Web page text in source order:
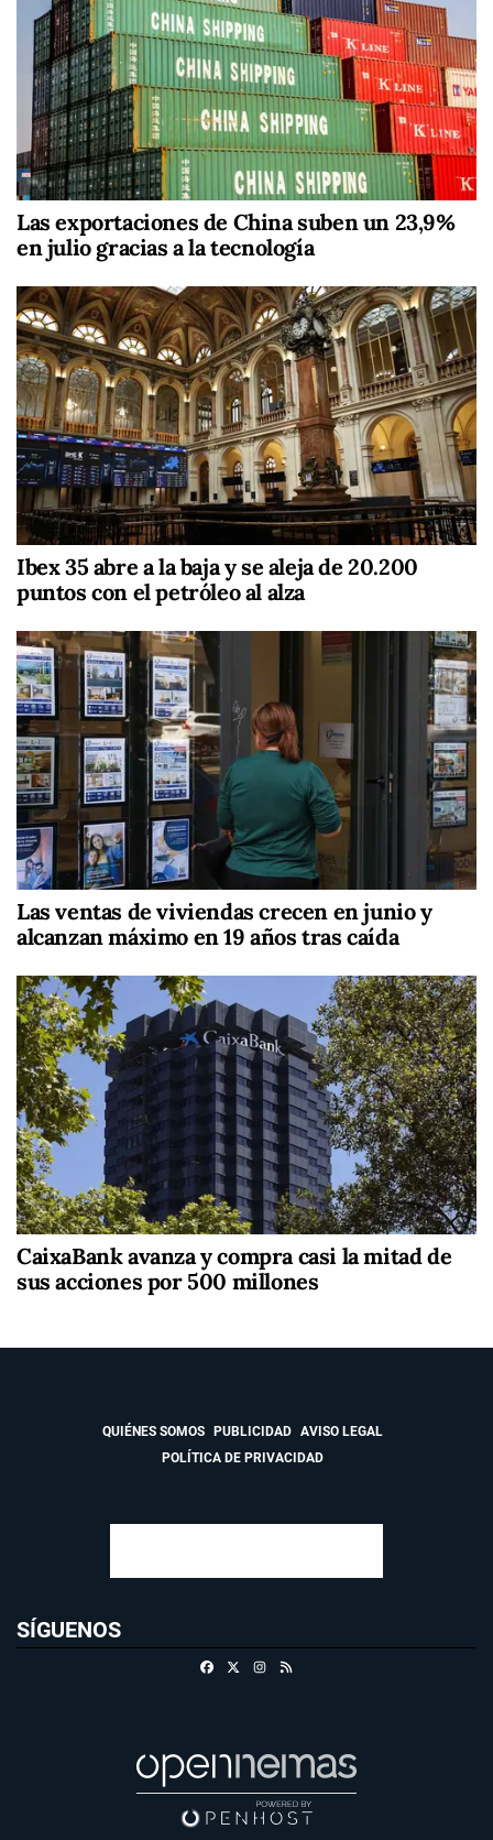
Las exportaciones de China suben un 23,9%
en julio gracias a la tecnología
Ibex 35 abre a la baja y se aleja de 20.200
puntos con el petróleo al alza
Las ventas de viviendas crecen en junio y
alcanzan máximo en 19 años tras caída
CaixaBank avanza y compra casi la mitad de
sus acciones por 500 millones
QUIÉNES SOMOS PUBLICIDAD
AVISO LEGAL
POLÍTICA DE PRIVACIDAD
SÍGUENOS
FacebookInstagram